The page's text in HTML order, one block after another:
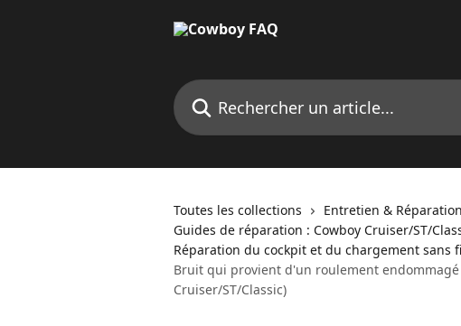
Rechercher un article...
Toutes les collections
Entretien &
Guides de réparation : Cowboy Cruiser/ST/
Réparation du cockpit et du chargement sans
Bruit qui provient d'un roulement
Cruiser/ST/Classic)